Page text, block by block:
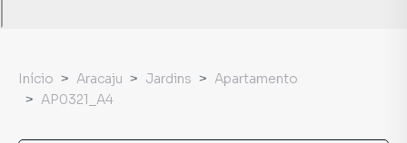
Início Aracaju Jardins
Apartamento
AP0321_A4